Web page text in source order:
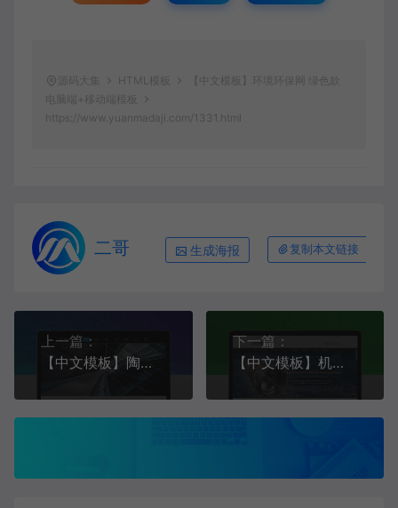
源码大集 HTML模板
【中文模板】环境环保网 绿色款
电脑端+移动端模板
https://www.yuanmadaji.com/1331.html
二哥 生成海报 复制本文链接
上一篇：
【中文模板】陶粒批发企业 天蓝款 电脑端+移动端模板
下一篇：
【中文模板】机械设备及产品 红色款 电脑端+移动端模板